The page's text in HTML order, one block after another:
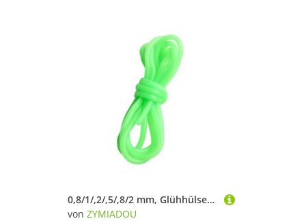
0,8/1/,2/,5/,8/2 mm, Glühhülsen, Angelhaken, Angelschnur, Röhrchen, weiche Leinenhülse, Angelzubehör, Silikonrohr, professionelle Anglerausrüstung
von ZYMIADOU